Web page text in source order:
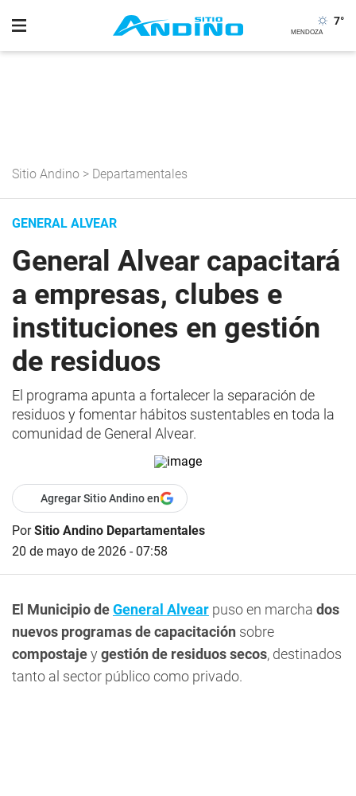
7°
Sitio Andino > Departamentales
GENERAL ALVEAR
General Alvear capacitará
a empresas, clubes e
instituciones en gestión
de residuos
El programa apunta a fortalecer la separación de
residuos y fomentar hábitos sustentables en toda la
comunidad de General Alvear.
Agregar Sitio Andino en
PorSitio Andino Departamentales
20 de mayo de 2026 - 07:58
El Municipio deGeneral Alvear puso en marcha dos
nuevos programas de capacitación sobre
compostajey gestión de residuos secos, destinados
tanto al sector público como privado.